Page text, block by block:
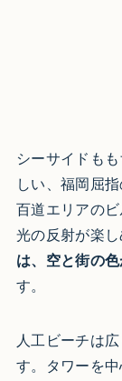
シーサイドも
しい、福岡屈
百道エリアの
光の反射が楽
は、空と街の
す。
人工ビーチは
す。タワーを